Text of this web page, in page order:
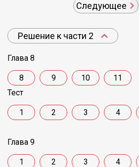
Следующее
Решение к части 2
Глава 8
8 9 10
11
Тест
1 2 3 4
Глава 9
1 2 3 4